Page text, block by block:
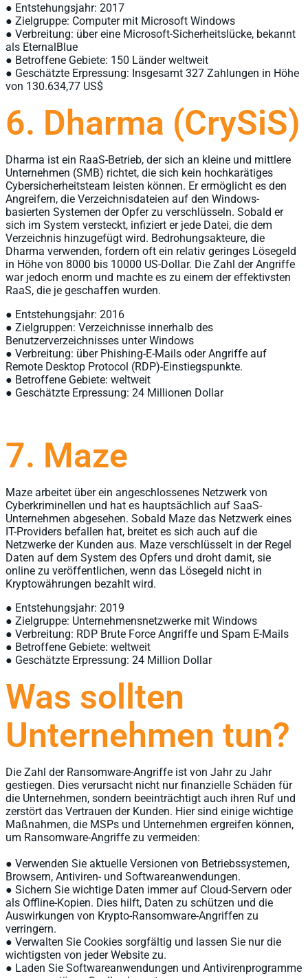
● Entstehungsjahr: 2017
● Zielgruppe: Computer mit Microsoft Windows
● Verbreitung: über eine Microsoft-Sicherheitslücke, bekannt
als EternalBlue
● Betroffene Gebiete: 150 Länder weltweit
● Geschätzte Erpressung: Insgesamt 327 Zahlungen in Höhe
von 130.634,77 US$
6. Dharma (CrySiS)
Dharma ist ein RaaS-Betrieb, der sich an kleine und mittlere
Unternehmen (SMB) richtet, die sich kein hochkarätiges
Cybersicherheitsteam leisten können. Er ermöglicht es den
Angreifern, die Verzeichnisdateien auf den Windows-
basierten Systemen der Opfer zu verschlüsseln. Sobald er
sich im System versteckt, infiziert er jede Datei, die dem
Verzeichnis hinzugefügt wird. Bedrohungsakteure, die
Dharma verwenden, fordern oft ein relativ geringes Lösegeld
in Höhe von 8000 bis 10000 US-Dollar. Die Zahl der Angriffe
war jedoch enorm und machte es zu einem der effektivsten
RaaS, die je geschaffen wurden.
● Entstehungsjahr: 2016
● Zielgruppen: Verzeichnisse innerhalb des
Benutzerverzeichnisses unter Windows
● Verbreitung: über Phishing-E-Mails oder Angriffe auf
Remote Desktop Protocol (RDP)-Einstiegspunkte.
● Betroffene Gebiete: weltweit
● Geschätzte Erpressung: 24 Millionen Dollar
7. Maze
Maze arbeitet über ein angeschlossenes Netzwerk von
Cyberkriminellen und hat es hauptsächlich auf SaaS-
Unternehmen abgesehen. Sobald Maze das Netzwerk eines
IT-Providers befallen hat, breitet es sich auch auf die
Netzwerke der Kunden aus. Maze verschlüsselt in der Regel
Daten auf dem System des Opfers und droht damit, sie
online zu veröffentlichen, wenn das Lösegeld nicht in
Kryptowährungen bezahlt wird.
● Entstehungsjahr: 2019
● Zielgruppe: Unternehmensnetzwerke mit Windows
● Verbreitung: RDP Brute Force Angriffe und Spam E-Mails
● Betroffene Gebiete: weltweit
● Geschätzte Erpressung: 24 Million Dollar
Was sollten
Unternehmen tun?
Die Zahl der Ransomware-Angriffe ist von Jahr zu Jahr
gestiegen. Dies verursacht nicht nur finanzielle Schäden für
die Unternehmen, sondern beeinträchtigt auch ihren Ruf und
zerstört das Vertrauen der Kunden. Hier sind einige wichtige
Maßnahmen, die MSPs und Unternehmen ergreifen können,
um Ransomware-Angriffe zu vermeiden:
● Verwenden Sie aktuelle Versionen von Betriebssystemen,
Browsern, Antiviren- und Softwareanwendungen.
● Sichern Sie wichtige Daten immer auf Cloud-Servern oder
als Offline-Kopien. Dies hilft, Daten zu schützen und die
Auswirkungen von Krypto-Ransomware-Angriffen zu
verringern.
● Verwalten Sie Cookies sorgfältig und lassen Sie nur die
wichtigsten von jeder Website zu.
● Laden Sie Softwareanwendungen und Antivirenprogramme